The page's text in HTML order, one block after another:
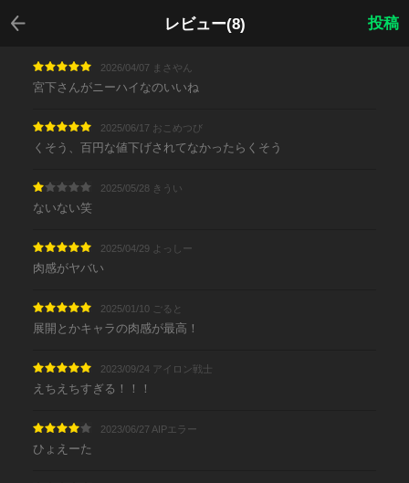
レビュー(8)
戻る
投稿
2026/04/07 まさやん
宮下さんがニーハイなのいいね
2025/06/17 おこめつび
くそう、百円な値下げされてなかったらくそう
2025/05/28 きうい
ないない笑
2025/04/29 よっしー
肉感がヤバい
2025/01/10 ごると
展開とかキャラの肉感が最高！
2023/09/24 アイロン戦士
えちえちすぎる！！！
2023/06/27 AIPエラー
ひょえーた